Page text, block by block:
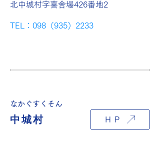
北中城村字喜舎場426番地2
TEL：098（935）2233
なかぐすくそん
中城村 ＨＰ